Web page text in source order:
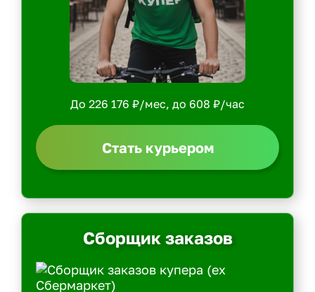
До 226 176 ₽/мес, до 608 ₽/час
Стать курьером
Сборщик заказов